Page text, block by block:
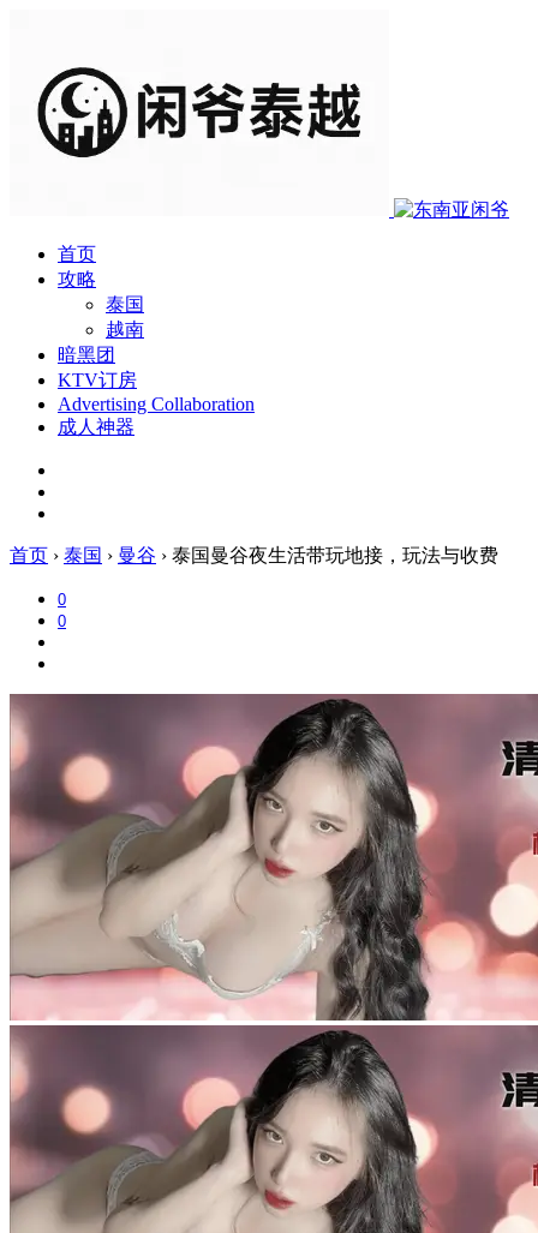
首页
攻略
泰国
越南
暗黑团
KTV订房
Advertising Collaboration
成人神器
首页 › 泰国 › 曼谷 › 泰国曼谷夜生活带玩地接，玩法与收费
0
0